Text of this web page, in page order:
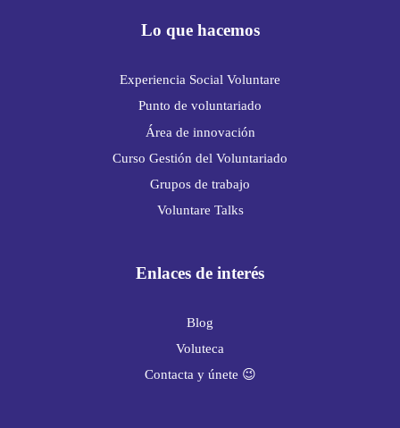
Lo que hacemos
Experiencia Social Voluntare
Punto de voluntariado
Área de innovación
Curso Gestión del Voluntariado
Grupos de trabajo
Voluntare Talks
Enlaces de interés
Blog
Voluteca
Contacta y únete 😉